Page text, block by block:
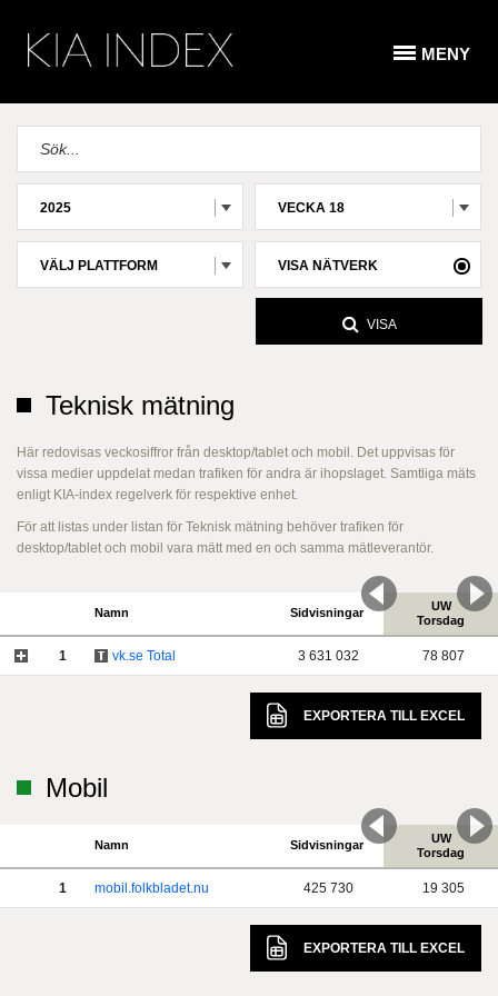
MENY
VISA
2025 VECKA 18
VÄLJ PLATTFORM VISA NÄTVERK
Teknisk mätning
Här redovisas veckosiffror från desktop/tablet och mobil. Det uppvisas för
vissa medier uppdelat medan trafiken för andra är ihopslaget. Samtliga mäts
enligt KIA-index regelverk för respektive enhet.
För att listas under listan för Teknisk mätning behöver trafiken för
desktop/tablet och mobil vara mätt med en och samma mätleverantör.
Namn Sidvisningar
UW
Torsdag
1 vk.se Total 3 631 032 78 807
EXPORTERA TILL EXCEL
Mobil
Namn Sidvisningar
UW
Torsdag
1 mobil.folkbladet.nu 425 730 19 305
EXPORTERA TILL EXCEL